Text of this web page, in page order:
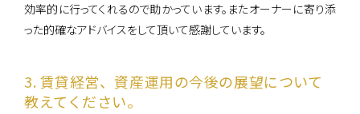
効率的に行ってくれるので助かっています。またオーナーに寄り添
った的確なアドバイスをして頂いて感謝しています。
3. 賃貸経営、資産運用の今後の展望について
教えてください。